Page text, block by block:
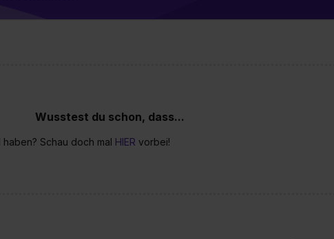
Datenschutzniveau (EuGH – Schrems II). Du kannst die
Wusstest du schon, dass...
Schau doch mal HIER vorbei!